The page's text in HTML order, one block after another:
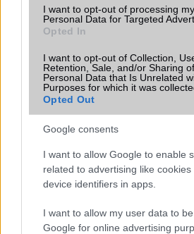
I want to opt-out of processing my
Personal Data for Targeted
Opted In
I want to opt-out of Collection,
Retention, Sale, and/or Sharing
Personal Data that Is Unrelated
Purposes for which it was
Opted Out
Google consents
I want to allow Google to enable
related to advertising like
device identifiers in apps.
I want to allow my user data to
Google for online advertising
SIM-ek száma 1
Terület Magyar
Funkciók
Limited Edition Nincs
N/A = Nincs adat. Legutóbbi frissítés: 2026-